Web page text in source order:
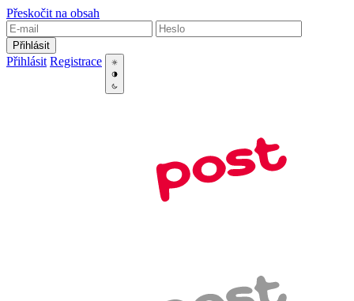
Přeskočit na obsah
Přihlásit
Přihlásit Registrace